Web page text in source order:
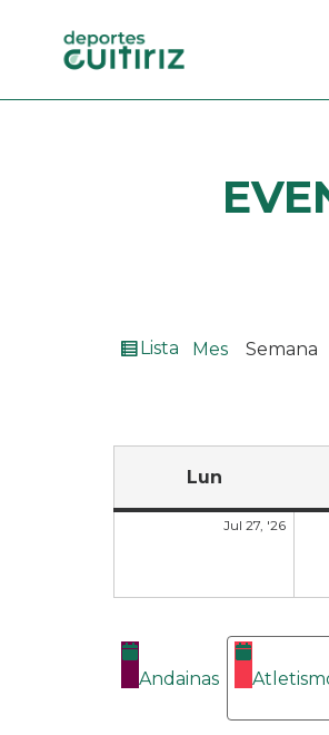
Ver
Lista Mes Semana
Lun
Jul 27, '26
Categorías
Andainas